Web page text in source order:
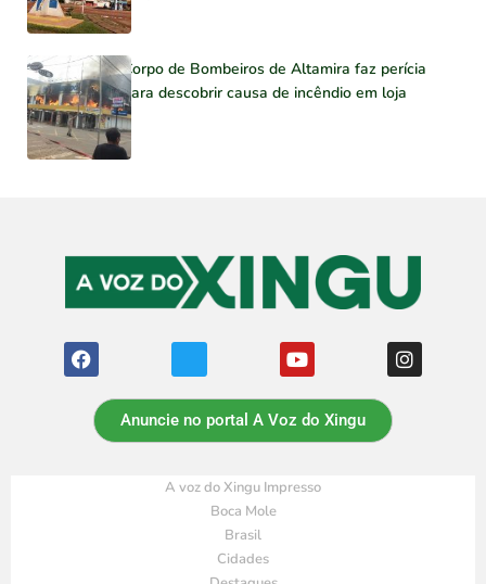
Corpo de Bombeiros de Altamira faz perícia
para descobrir causa de incêndio em loja
Anuncie no portal A Voz do Xingu
A voz do Xingu Impresso
Boca Mole
Brasil
Cidades